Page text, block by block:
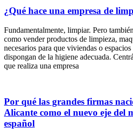
¿Qué hace una empresa de
Fundamentalmente, limpiar. Pero
como vender productos de limpieza,
necesarios para que viviendas o
dispongan de la higiene adecuada.
que realiza una empresa
Por qué las grandes firmas
Alicante como el nuevo eje del
español